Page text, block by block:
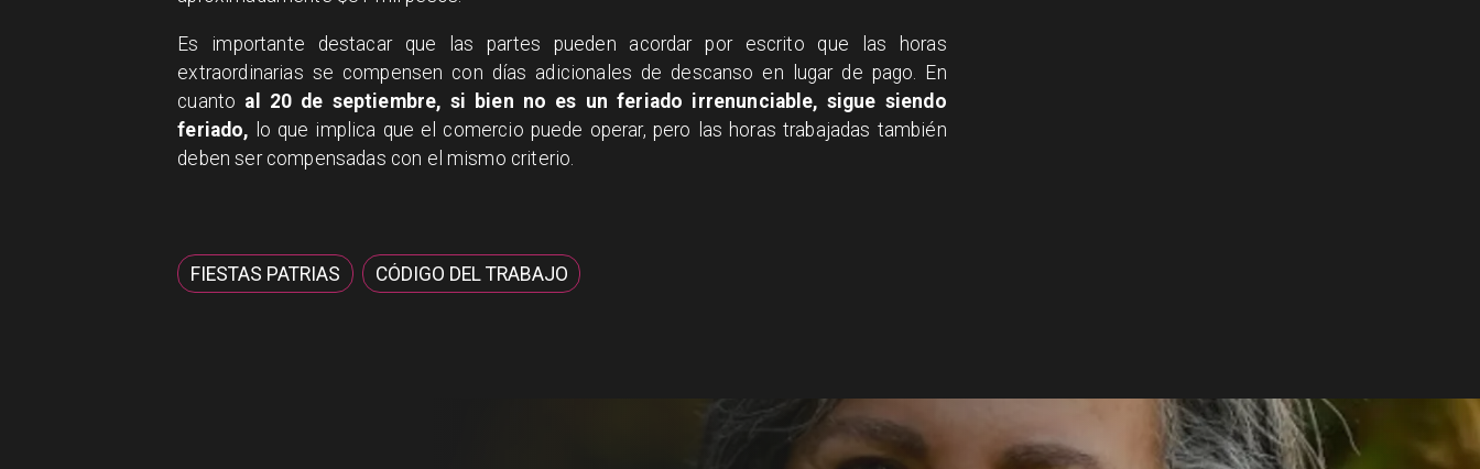
Es importante destacar que las partes pueden acordar por escrito que las horas
extraordinarias se compensen con días adicionales de descanso en lugar de pago. En
cuanto al 20 de septiembre, si bien no es un feriado irrenunciable, sigue siendo
feriado, lo que implica que el comercio puede operar, pero las horas trabajadas también
deben ser compensadas con el mismo criterio.
FIESTAS PATRIAS CÓDIGO DEL TRABAJO